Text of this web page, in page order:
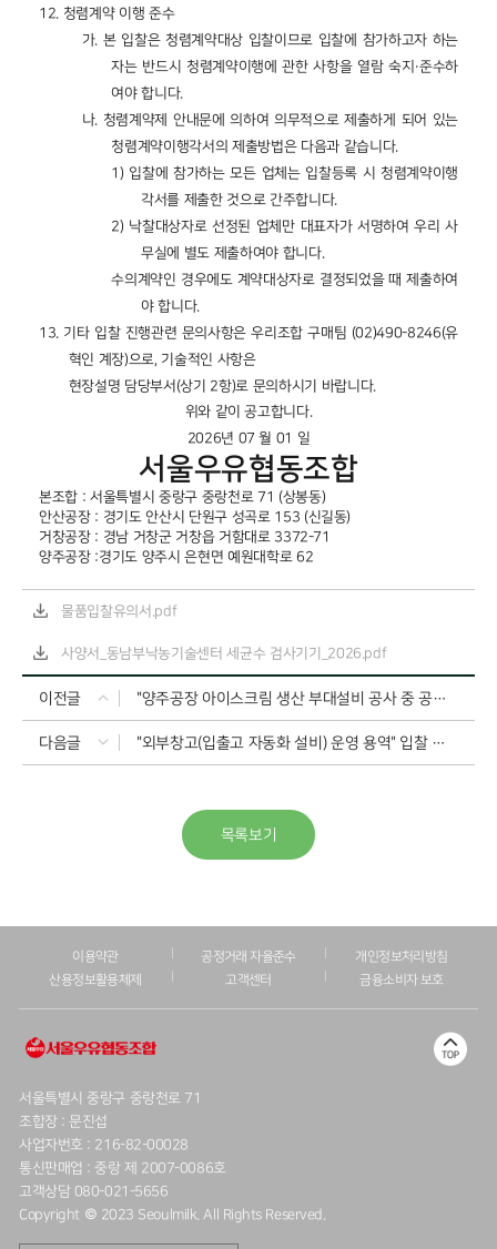
12. 청렴계약 이행 준수
가. 본 입찰은 청렴계약대상 입찰이므로 입찰에 참가하고자 하는
자는 반드시 청렴계약이행에 관한 사항을 열람 숙지·준수하
여야 합니다.
나. 청렴계약제 안내문에 의하여 의무적으로 제출하게 되어 있는
청렴계약이행각서의 제출방법은 다음과 같습니다.
1) 입찰에 참가하는 모든 업체는 입찰등록 시 청렴계약이행
각서를 제출한 것으로 간주합니다.
2) 낙찰대상자로 선정된 업체만 대표자가 서명하여 우리 사
무실에 별도 제출하여야 합니다.
수의계약인 경우에도 계약대상자로 결정되었을 때 제출하여
야 합니다.
13. 기타 입찰 진행관련 문의사항은 우리조합 구매팀 (02)490-8246(유
혁인 계장)으로, 기술적인 사항은
현장설명 담당부서 (상기 2항)로 문의하시기 바랍니다.
위와 같이 공고합니다.
2026년 07월 01 일
서울우유협동조합
본조합: 서울특별시 중랑구 중랑천로71 (상봉동)
안산공장: 경기도 안산시 단원구 성곡로153 (신길동)
거창공장: 경남 거창군 거창읍 거함대로 3372-71
양주공장 :경기도 양주시 은현면 예원대학로62
물품입찰유의서.pdf
사양서_동남부낙농기술센터 세균수 검사기기_2026.pdf
이전글 "양주공장 아이스크림 생산 부대설비 공사 중 공조설비공사" 입찰 공고
다음글 "외부창고(입출고 자동화 설비) 운영 용역" 입찰 공고
목록보기
이용약관 공정거래 자율준수
개인정보처리방침
산용정보활용체제
고객센터 금융소비자 보호
서울특별시 중랑구 중랑천로 71
조합장 : 문진섭
사업자번호 : 216-82-00028
통신판매업 : 중랑 제 2007-0086호
고객상담 080-021-5656
Copyright © 2023 Seoulmilk. All Rights Reserved.